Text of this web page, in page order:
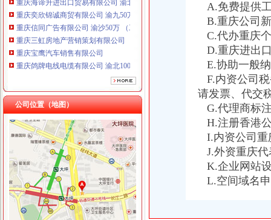
重庆奕欣锦诚商贸有限公司 渝九50万 （工商注册）
重庆信同广告有限公司 渝沙50万 （工商注册）
重庆三虹房地产营销策划有限公司
重庆宝鹰汽车销售有限公司
重庆鸽牌电线电缆有限公司 渝北10010万 (进出口权)
重庆傲志众达投资咨询有限责任公司 渝九1000万 （增资）
重庆臣夫商贸有限公司 （执照专让）
重庆卿倾商贸有限责任公司 渝江100万 （工商注册）
重庆国洪体育设施有限公司
重庆星竣贸易有限责任公司 渝中100万 （进出口权）
重庆海谛升进出口贸易有限公司 渝北100万 （进出口权）
重庆奕欣锦诚商贸有限公司 渝九50万 （工商注册）
重庆信同广告有限公司 渝沙50万 （工商注册）
重庆三虹房地产营销策划有限公司
重庆宝鹰汽车销售有限公司
公司位置（地图）
海关报关登记证书
南通海关提醒进出口企业及时变更报关注册登记证书信息__江海
报关企业如何办理海关注册登记手续
《中华共和国海关报关单位注册登记证书》变更材料
《中华共和国海关报关单位注册登记证书》备案材料
海关进出口货物收发货人报关注册登记证书
关于《海关报关单位注册登记证书》的几个问题.-报关报检-福步外
《中华共和国海关报关企业报关注册登记证书》有效期为几年？
如何办理报关注册登记证即海关注册登记证明？-通关监管海关业务咨
A.免费提供
B.重庆公司
C.代办重庆
D.重庆进出
E.协助一般
F.内资公司
请发票、代交
G.代理商标
H.注册香港
I.内资公司重
J.外资重庆代
K.企业网站
L.空间域名